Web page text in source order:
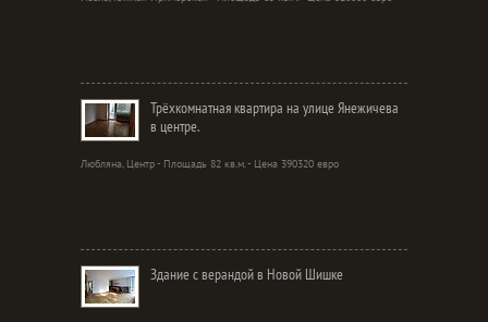
Трёхкомнатная квартира на улице Янежичева
в центре.
Любляна, Центр - Площадь 82 кв.м. - Цена 390320 евро
Здание с верандой в Новой Шишке